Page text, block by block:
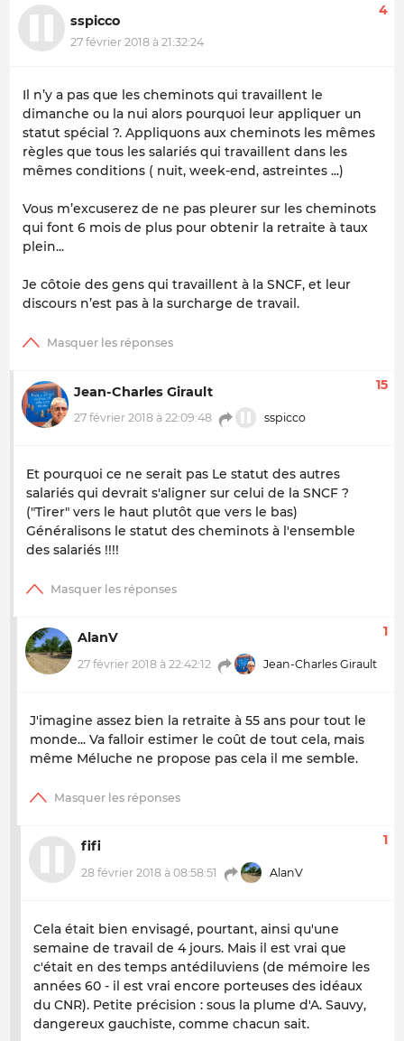
sspicco
27 février 2018 à 21:32:24
4
Il n’y a pas que les cheminots qui travaillent le
dimanche ou la nui alors pourquoi leur appliquer un
statut spécial ?. Appliquons aux cheminots les mêmes
règles que tous les salariés qui travaillent dans les
mêmes conditions ( nuit, week-end, astreintes ...)
Vous m’excuserez de ne pas pleurer sur les cheminots
qui font 6 mois de plus pour obtenir la retraite à taux
plein...
Je côtoie des gens qui travaillent à la SNCF, et leur
discours n’est pas à la surcharge de travail.
Jean-Charles Girault
27 février 2018 à 22:09:48 sspicco
15
Et pourquoi ce ne serait pas Le statut des autres
salariés qui devrait s'aligner sur celui de la SNCF ?
("Tirer" vers le haut plutôt que vers le bas)
Généralisons le statut des cheminots à l'ensemble
des salariés !!!!
AlanV
27 février 2018 à 22:42:12 Jean-Charles Girault
1
J'imagine assez bien la retraite à 55 ans pour tout le
monde... Va falloir estimer le coût de tout cela, mais
même Méluche ne propose pas cela il me semble.
fifi
28 février 2018 à 08:58:51 AlanV
1
Cela était bien envisagé, pourtant, ainsi qu'une
semaine de travail de 4 jours. Mais il est vrai que
c'était en des temps antédiluviens (de mémoire les
années 60 - il est vrai encore porteuses des idéaux
du CNR). Petite précision : sous la plume d'A. Sauvy,
dangereux gauchiste, comme chacun sait.